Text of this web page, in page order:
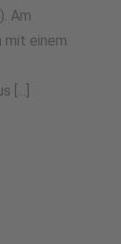
Am
mit einem
[...]